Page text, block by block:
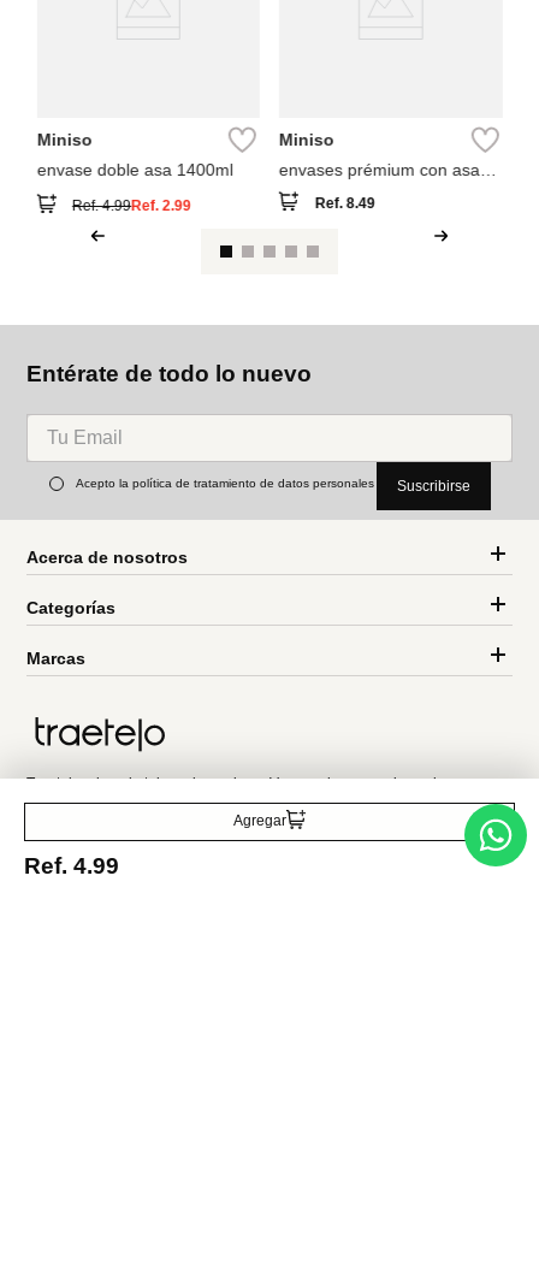
Agregar
Ref. 4.99
Miniso
envase doble asa 1400ml
Ref.4.99Ref.2.99
Miniso
envases prémium con asas
1650 ml
Ref.8.49
Entérate de todo lo nuevo
Acepto la política de tratamiento de datos personales Suscribirse
Acerca de nosotros
Categorías
Marcas
Traetelo, el marketplace de moda en Venezuela para quienes buscan
estilo, calidad y las mejores marcas en un solo lugar.